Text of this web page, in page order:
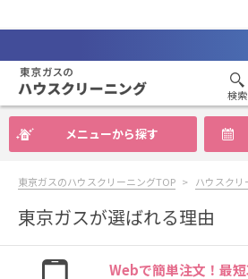
検索
メニューから探す
東京ガスのハウスクリーニングTOP ハウスクリ
東京ガスが選ばれる理由
Webで簡単注文！最